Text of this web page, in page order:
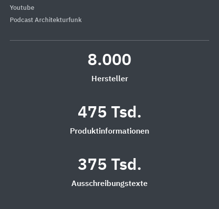
Youtube
Podcast Architekturfunk
8.000
Hersteller
475 Tsd.
Produktinformationen
375 Tsd.
Ausschreibungstexte